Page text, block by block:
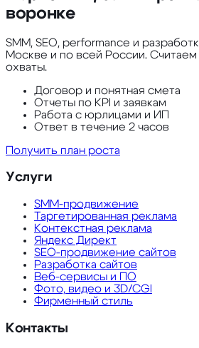
воронке
SMM, SEO, performance и
Москве и по всей России. Считаем
охваты.
Договор и понятная смета
Отчеты по KPI и заявкам
Работа с юрлицами и ИП
Ответ в течение 2 часов
Получить план роста
Услуги
SMM-продвижение
Таргетированная реклама
Контекстная реклама
Яндекс Директ
SEO-продвижение сайтов
Разработка сайтов
Веб-сервисы и ПО
Фото, видео и 3D/CGI
Фирменный стиль
Контакты